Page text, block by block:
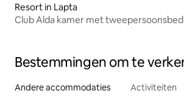
Resort in Lapta
Club Alda kamer met tweepersoonsbed
Bestemmingen om te
Andere accommodaties Activiteiten